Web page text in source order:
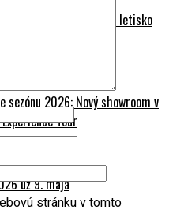
2026 – Trenčianske letisko
2026: Nový showroom v
Tour
už 9. mája
stránku v tomto